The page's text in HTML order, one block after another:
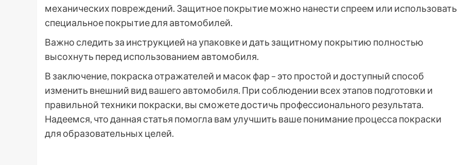
механических повреждений. Защитное покрытие можно нанести спреем или использовать
специальное покрытие для автомобилей.
Важно следить за инструкцией на упаковке и дать защитному покрытию полностью
высохнуть перед использованием автомобиля.
В заключение, покраска отражателей и масок фар – это простой и доступный способ
изменить внешний вид вашего автомобиля. При соблюдении всех этапов подготовки и
правильной техники покраски, вы сможете достичь профессионального результата.
Надеемся, что данная статья помогла вам улучшить ваше понимание процесса покраски
для образовательных целей.